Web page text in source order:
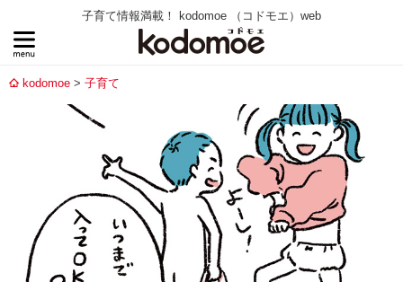
子育て情報満載！ kodomoe （コドモエ）web
kodomoe 子育て